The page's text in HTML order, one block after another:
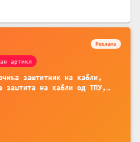
Реклама
артикл
заштитник на кабли,
заштита на кабли од ТПУ,
заштита на кабли, без
мобилни телефони, комплет